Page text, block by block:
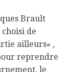
Brault
de
ailleurs« ,
reprendre
le